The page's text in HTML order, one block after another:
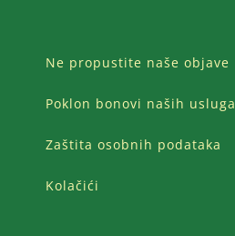
Ne propustite naše objave
Poklon bonovi naših usluga
Zaštita osobnih podataka
Kolačići